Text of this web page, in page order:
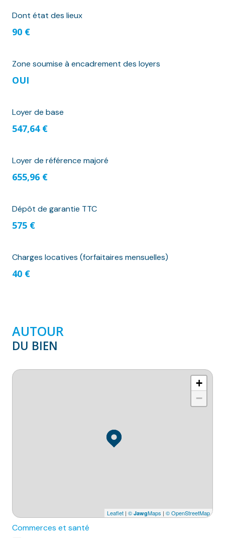
Dont état des lieux
90 €
Zone soumise à encadrement des loyers
OUI
Loyer de base
547,64 €
Loyer de référence majoré
655,96 €
Dépôt de garantie TTC
575 €
Charges locatives (forfaitaires mensuelles)
40 €
AUTOUR
DU BIEN
+
−
Leaflet | © JawgMaps | © OpenStreetMap
Commerces et santé